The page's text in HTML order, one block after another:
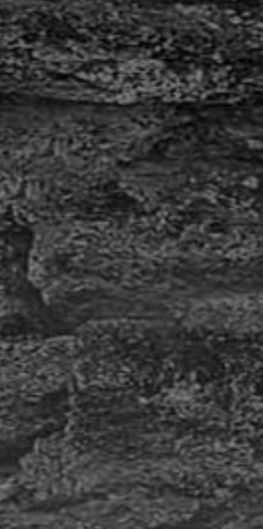
Nach einem Anfahrschaden haben wir die
beschädigte Werbestele am Euromaster-Standort
in Mönchengladbach fachgerecht instand gesetzt.
In unserer Produktion in Wickede (Ruhr) fertigten
wir neue Acrylspiegel passgenau an.
Anschließend beschrifteten wir die Flächen mit...
Für einen Kunden am Standort Hamburg
produzierten wir Verbotaufkleber in zwei
unterschiedlichen Ausführungen. Die Aufkleber